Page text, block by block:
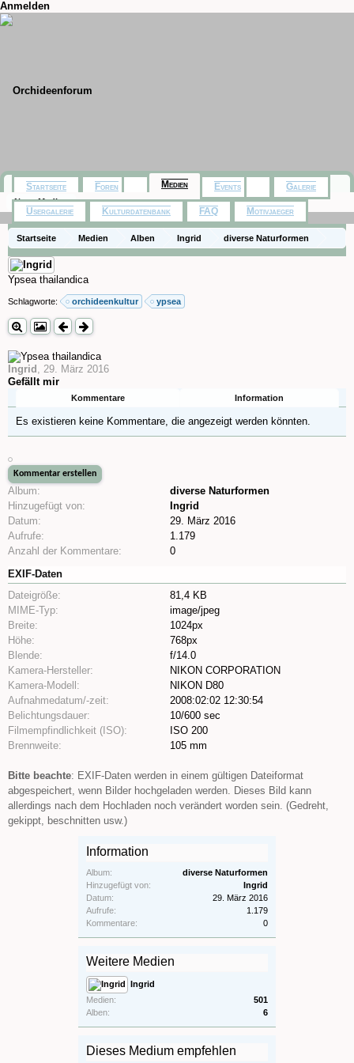
Anmelden
Startseite Medien Alben Ingrid diverse Naturformen
Ypsea thailandica
Schlagworte: orchideenkultur ypsea
Ingrid , 29. März 2016
Gefällt mir
Kommentare Information
Es existieren keine Kommentare, die angezeigt werden könnten.
Album:
diverse Naturformen
Hinzugefügt von:
Ingrid
Datum:
29. März 2016
Aufrufe:
1.179
Anzahl der Kommentare:
0
EXIF-Daten
Dateigröße:
81,4 KB
MIME-Typ:
image/jpeg
Breite:
1024px
Höhe:
768px
Blende:
f/14.0
Kamera-Hersteller:
NIKON CORPORATION
Kamera-Modell:
NIKON D80
Aufnahmedatum/-zeit:
2008:02:02 12:30:54
Belichtungsdauer:
10/600 sec
Filmempfindlichkeit (ISO):
ISO 200
Brennweite:
105 mm
Bitte beachte: EXIF-Daten werden in einem gültigen Dateiformat
abgespeichert, wenn Bilder hochgeladen werden. Dieses Bild kann
allerdings nach dem Hochladen noch verändert worden sein. (Gedreht,
gekippt, beschnitten usw.)
Information
Album:
diverse Naturformen
Hinzugefügt von:
Ingrid
Datum:
29. März 2016
Aufrufe:
1.179
Kommentare:
0
Weitere Medien
Ingrid
Medien:
501
Alben:
6
Dieses Medium empfehlen
Startseite Foren Medien
Neue Medien
Events Galerie
Usergalerie Kulturdatenbank FAQ Motivjaeger